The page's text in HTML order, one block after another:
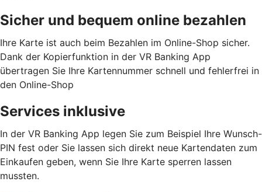
Sicher und bequem online bezahlen
Ihre Karte ist auch beim Bezahlen im Online-Shop sicher.
Dank der Kopierfunktion in der VR Banking App
übertragen Sie Ihre Kartennummer schnell und fehlerfrei in
den Online-Shop
Services inklusive
In der VR Banking App legen Sie zum Beispiel Ihre Wunsch-
PIN fest oder Sie lassen sich direkt neue Kartendaten zum
Einkaufen geben, wenn Sie Ihre Karte sperren lassen
mussten.